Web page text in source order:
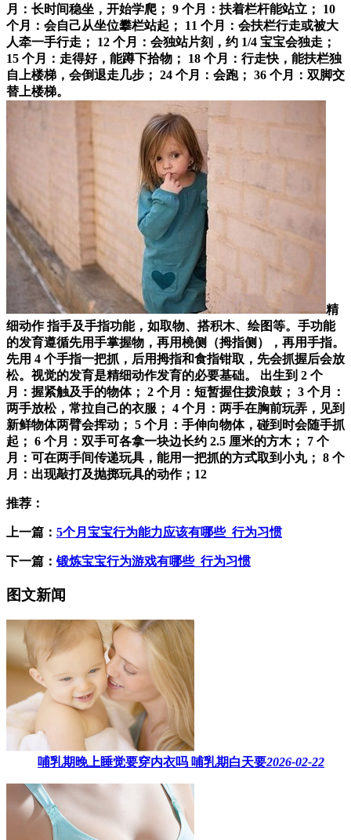
月：长时间稳坐，开始学爬； 9 个月：扶着栏杆能站立； 10
个月：会自己从坐位攀栏站起； 11 个月：会扶栏行走或被大
人牵一手行走； 12 个月：会独站片刻，约 1/4 宝宝会独走；
15 个月：走得好，能蹲下拾物； 18 个月：行走快，能扶栏独
自上楼梯，会倒退走几步； 24 个月：会跑； 36 个月：双脚交
替上楼梯。
精
细动作 指手及手指功能，如取物、搭积木、绘图等。手功能
的发育遵循先用手掌握物，再用橈侧（拇指侧），再用手指。
先用 4 个手指一把抓，后用拇指和食指钳取，先会抓握后会放
松。视觉的发育是精细动作发育的必要基础。 出生到 2 个
月：握紧触及手的物体； 2 个月：短暂握住拨浪鼓； 3 个月：
两手放松，常拉自己的衣服； 4 个月：两手在胸前玩弄，见到
新鲜物体两臂会挥动； 5 个月：手伸向物体，碰到时会随手抓
起； 6 个月：双手可各拿一块边长约 2.5 厘米的方木； 7 个
月：可在两手间传递玩具，能用一把抓的方式取到小丸； 8 个
月：出现敲打及抛掷玩具的动作；12
推荐：
上一篇： 5个月宝宝行为能力应该有哪些_行为习惯
下一篇： 锻炼宝宝行为游戏有哪些_行为习惯
图文新闻
哺乳期晚上睡觉要穿内衣吗​ 哺乳期白天要2026-02-22